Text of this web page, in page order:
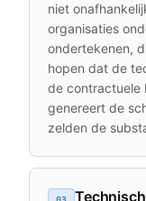
niet
organisaties
ondertekenen,
hopen dat de
de contractuele
genereert de
zelden de